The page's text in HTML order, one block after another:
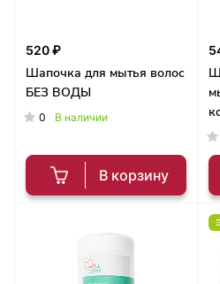
520 ₽
Шапочка для мытья волос
БЕЗ ВОДЫ
0 В наличии
В корзину